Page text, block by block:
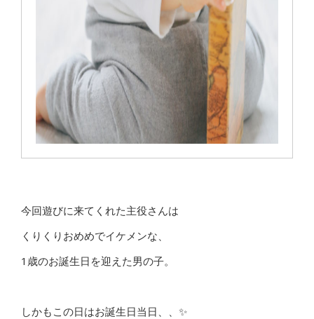
今回遊びに来てくれた主役さんは
くりくりおめめでイケメンな、
1歳のお誕生日を迎えた男の子。
しかもこの日はお誕生日当日、、✨